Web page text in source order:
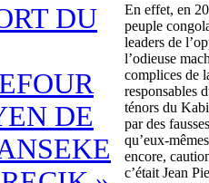
DU
DE
En effet, en
peuple
leaders de
l’odieuse
complices de
responsables
ténors du
par des
qu’eux-
encore,
c’était Jean